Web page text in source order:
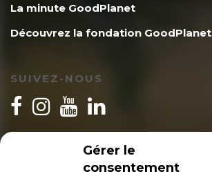
Gérer le
consentement
La minute GoodPlanet
Découvrez la fondation GoodPlanet
SUIVEZ-NOUS
INSCRIPTION NEWSLETTER